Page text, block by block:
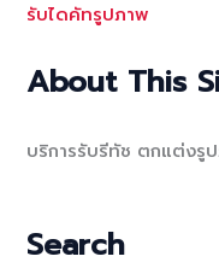
รับไดคัทรูปภาพ
About This
บริการรับรีทัช ตกแต่งรู
Search